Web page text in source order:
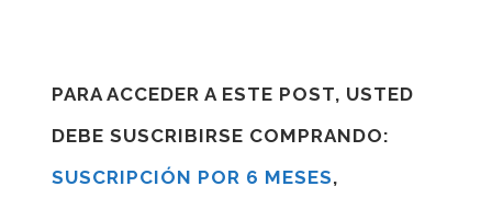
PARA ACCEDER A ESTE POST, USTED
DEBE SUSCRIBIRSE COMPRANDO:
SUSCRIPCIÓN POR 6 MESES,